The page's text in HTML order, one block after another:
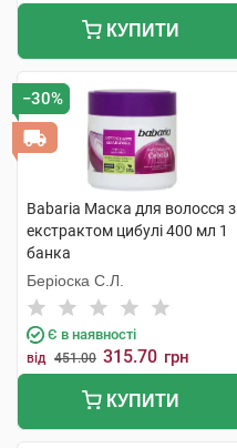
КУПИТИ
−30%
Babaria Маска для волосся з
екстрактом цибулі 400 мл 1
банка
Беріоска С.Л.
Є в наявності
від 451.00 315.70 грн
КУПИТИ